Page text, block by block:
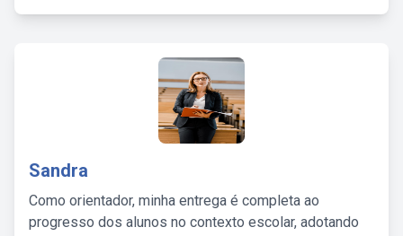
Sandra
Como orientador, minha entrega é completa ao
progresso dos alunos no contexto escolar, adotando